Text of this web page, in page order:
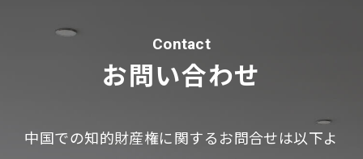
Contact
お問い合わせ
中国での知的財産権に関するお問合せは以下よ